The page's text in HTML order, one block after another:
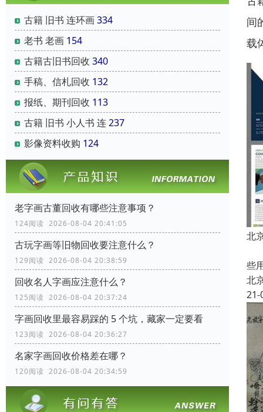
古籍 旧书 连环画334
老书 老画 154
古籍古旧书回收 340
手稿、信札回收 132
报纸、期刊回收 113
古籍 旧书 小人书 连237
影像资料收购 124
老字画古董回收有哪些注意事项？
124阅读 2026-08-04 20:41:05
古玩字画等旧物回收要注意什么？
129阅读 2026-08-04 20:38:59
回收名人字画应注意什么？
125阅读 2026-08-04 20:37:24
字画回收里最容易踩的 5 个坑，藏家一定要看
123阅读 2026-08-04 20:36:27
名家字画回收价格差在哪？
120阅读 2026-08-04 20:34:59
间
载
北
些
北
21-